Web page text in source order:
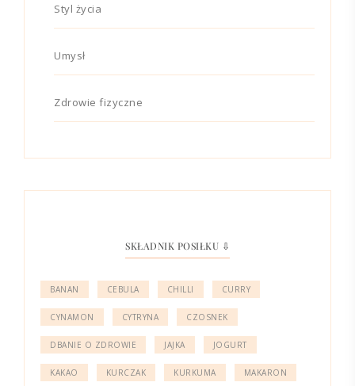
Styl życia
Umysł
Zdrowie fizyczne
SKŁADNIK POSIŁKU ⇩
BANAN CEBULA CHILLI CURRY
CYNAMON CYTRYNA CZOSNEK
DBANIE O ZDROWIE JAJKA JOGURT
KAKAO KURCZAK KURKUMA MAKARON